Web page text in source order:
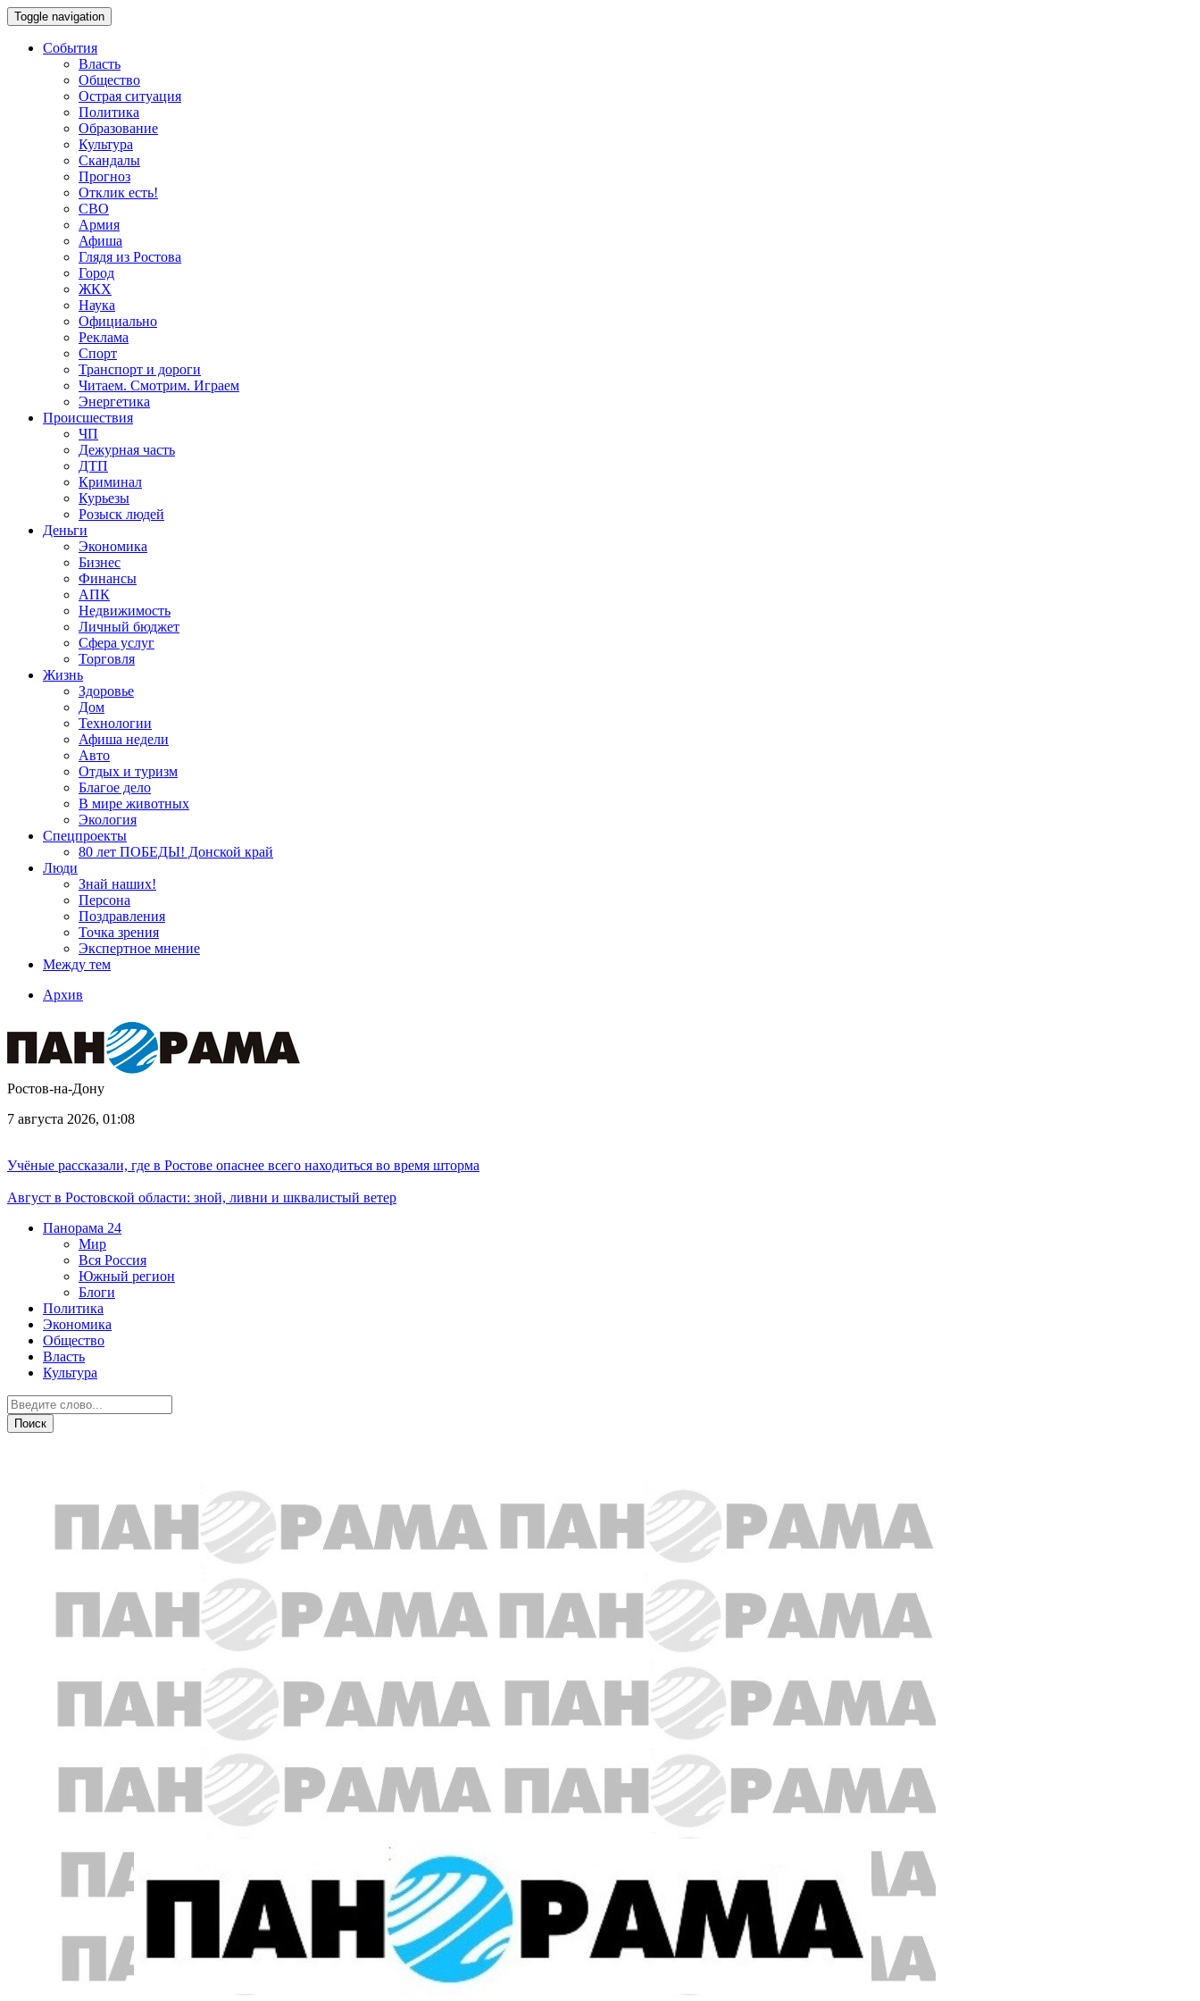
Toggle navigation
События
Власть
Общество
Острая ситуация
Политика
Образование
Культура
Скандалы
Прогноз
Отклик есть!
СВО
Армия
Афиша
Глядя из Ростова
Город
ЖКХ
Наука
Официально
Реклама
Спорт
Транспорт и дороги
Читаем. Смотрим. Играем
Энергетика
Происшествия
ЧП
Дежурная часть
ДТП
Криминал
Курьезы
Розыск людей
Деньги
Экономика
Бизнес
Финансы
АПК
Недвижимость
Личный бюджет
Сфера услуг
Торговля
Жизнь
Здоровье
Дом
Технологии
Афиша недели
Авто
Отдых и туризм
Благое дело
В мире животных
Экология
Спецпроекты
80 лет ПОБЕДЫ! Донской край
Люди
Знай наших!
Персона
Поздравления
Точка зрения
Экспертное мнение
Между тем
Архив
Ростов-на-Дону
7 августа 2026, 01:08
Учёные рассказали, где в Ростове опаснее всего находиться во время шторма
Август в Ростовской области: зной, ливни и шквалистый ветер
Панорама 24
Мир
Вся Россия
Южный регион
Блоги
Политика
Экономика
Общество
Власть
Культура